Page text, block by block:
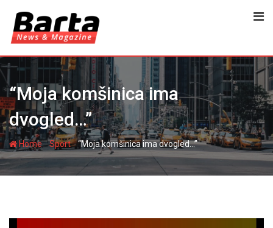
content
“Moja komšinica ima
dvogled…”
Home-Sport-“Moja komšinica ima dvogled…”